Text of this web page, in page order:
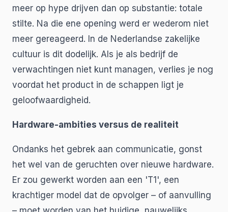
meer op hype drijven dan op substantie: totale
stilte. Na die ene opening werd er wederom niet
meer gereageerd. In de Nederlandse zakelijke
cultuur is dit dodelijk. Als je als bedrijf de
verwachtingen niet kunt managen, verlies je nog
voordat het product in de schappen ligt je
geloofwaardigheid.
Hardware-ambities versus de realiteit
Ondanks het gebrek aan communicatie, gonst
het wel van de geruchten over nieuwe hardware.
Er zou gewerkt worden aan een 'T1', een
krachtiger model dat de opvolger – of aanvulling